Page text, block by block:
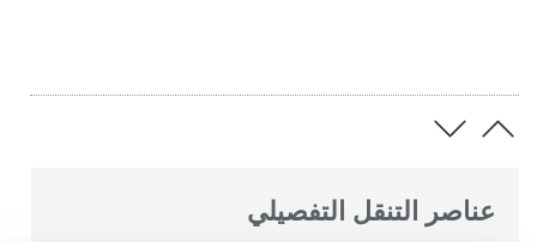
عناصر التنقل التفصيلي